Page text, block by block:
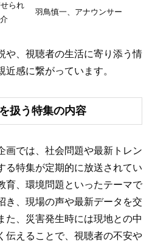
られ
羽鳥慎一、アナウンサー
や、視聴者の生活に寄り添う情
感に繋がっています。
扱う特集の内容
画では、社会問題や最新トレン
る特集が定期的に放送されてい
育、環境問題といったテーマで
き、現場の声や最新データを交
た、災害発生時には現地との中
伝えることで、視聴者の不安や